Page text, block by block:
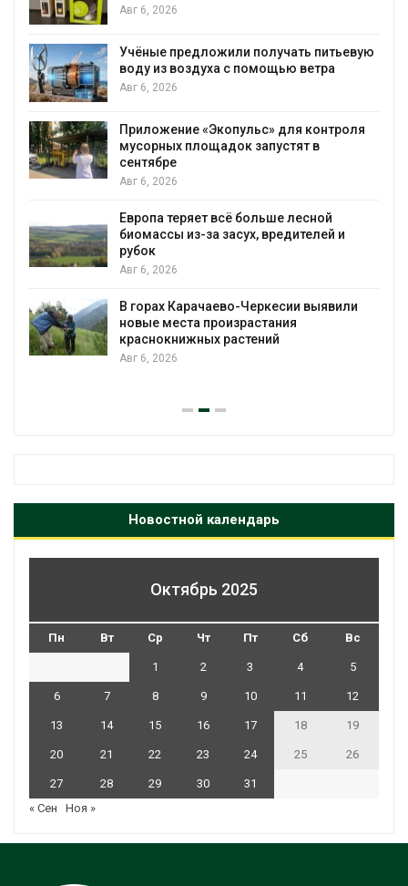
Авг 6, 2026
Учёные предложили получать питьевую
воду из воздуха с помощью ветра
Авг 6, 2026
Приложение «Экопульс» для контроля
мусорных площадок запустят в
сентябре
Авг 6, 2026
Европа теряет всё больше лесной
биомассы из-за засух, вредителей и
рубок
Авг 6, 2026
В горах Карачаево-Черкесии выявили
новые места произрастания
краснокнижных растений
Авг 6, 2026
Новостной календарь
Октябрь 2025
Пн Вт Ср Чт Пт Сб Вс
1 2 3 4 5
6 7 8 9 10 11 12
13 14 15 16 17 18 19
20 21 22 23 24 25 26
27 28 29 30
31
« Сен
Ноя »